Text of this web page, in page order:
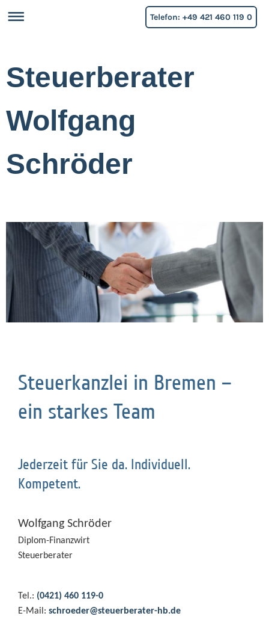
Steuerberater
Wolfgang
Schröder
Steuerkanzlei in Bremen –
ein starkes Team
Jederzeit für Sie da. Individuell.
Kompetent.
Wolfgang Schröder
Diplom-Finanzwirt
Steuerberater
Tel.: (0421) 460 119-0
E-Mail: schroeder@steuerberater-hb.de
Telefon: +49 421 460 119 0